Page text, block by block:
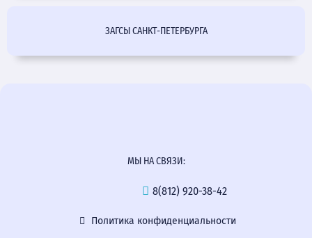
ЗАГСЫ САНКТ-ПЕТЕРБУРГА
МЫ НА СВЯЗИ:
8(812) 920-38-42
Политика конфиденциальности